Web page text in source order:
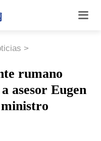
>
rumano
asesor Eugen